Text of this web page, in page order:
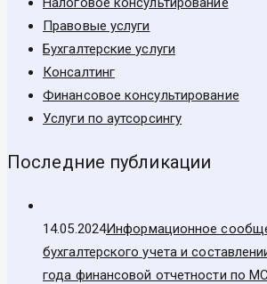
Правовые услуги
Бухгалтерские услуги
Консалтинг
Финансовое консультирование
Услуги по аутсорсингу
Последние публикации
14.05.2024Информационное
бухгалтерского учета и
года финансовой отчетности по